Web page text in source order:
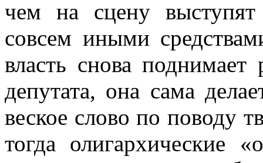
чем на сцену
совсем иными
власть снова поднимает
депутата, она сама
веское слово по поводу
тогда олигархические